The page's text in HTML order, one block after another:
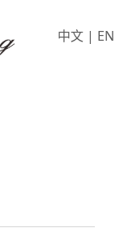
中文 | EN